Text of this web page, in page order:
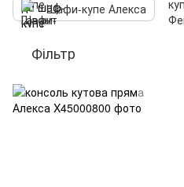
Шафи-купе Алекса
Фільтр